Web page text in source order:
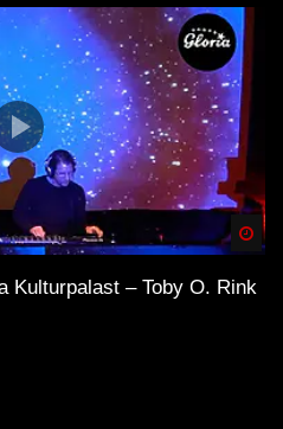
Kulturpalast – Toby O. Rink